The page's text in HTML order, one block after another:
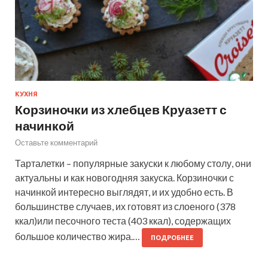
КУХНЯ
Корзиночки из хлебцев Круазетт с
начинкой
Оставьте комментарий
Тарталетки – популярные закуски к любому столу, они
актуальны и как новогодняя закуска. Корзиночки с
начинкой интересно выглядят, и их удобно есть. В
большинстве случаев, их готовят из слоеного (378
ккал)или песочного теста (403 ккал), содержащих
большое количество жира.…
ПОДРОБНЕЕ